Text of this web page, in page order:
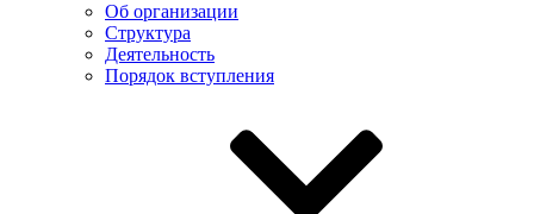
Об организации
Структура
Деятельность
Порядок вступления